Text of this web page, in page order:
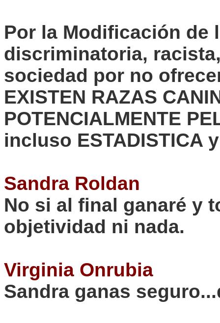
Por la Modificación de
discriminatoria,
sociedad por no
EXISTEN RAZAS
POTENCIALMENTE
incluso ESTADISTICA
Sandra Roldan
No si al final ganaré y
objetividad ni nada.
Virginia Onrubia
Sandra ganas